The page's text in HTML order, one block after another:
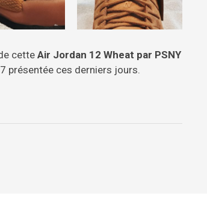
cetteAir Jordan 12 Wheat par PSNY
présentée ces derniers jours.